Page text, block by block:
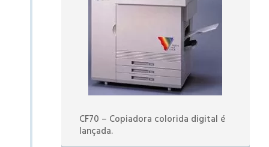
CF70 – Copiadora colorida digital é
lançada.